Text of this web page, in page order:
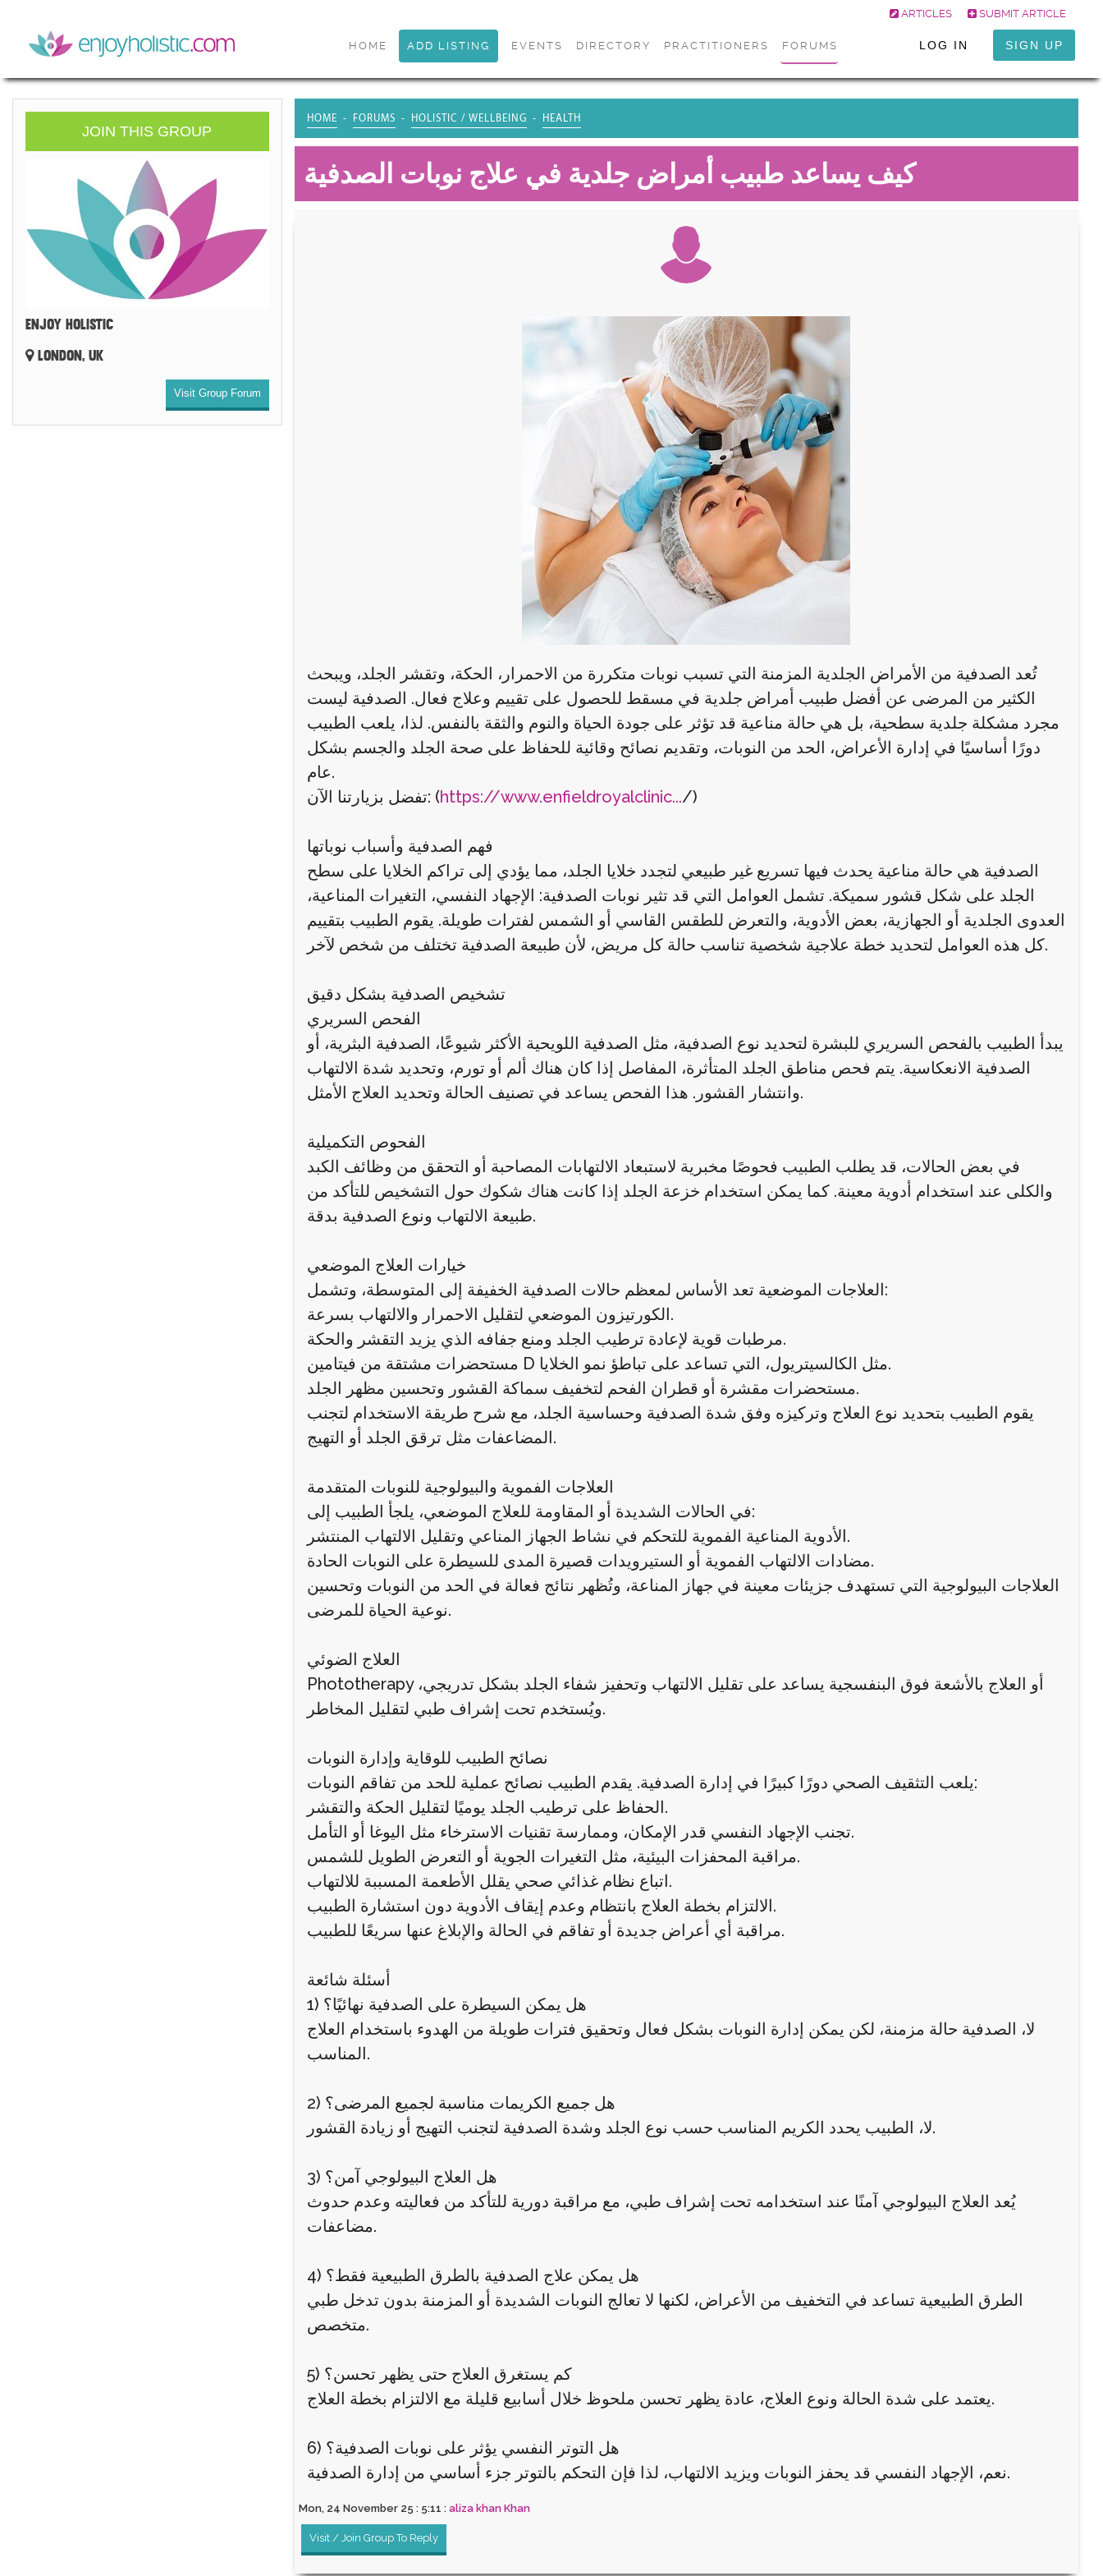
ARTICLES SUBMIT ARTICLE
HOME ADD LISTING EVENTS DIRECTORY PRACTITIONERS FORUMS LOG IN SIGN UP
JOIN THIS GROUP
ENJOY HOLISTIC
LONDON, UK
Visit Group Forum
HOME FORUMS HOLISTIC / WELLBEING HEALTH
كيف يساعد طبيب أمراض جلدية في علاج نوبات الصدفية
تُعد الصدفية من الأمراض الجلدية المزمنة التي تسبب نوبات متكررة من الاحمرار، الحكة، وتقشر الجلد، ويبحث
الكثير من المرضى عن أفضل طبيب أمراض جلدية في مسقط للحصول على تقييم وعلاج فعال. الصدفية ليست
مجرد مشكلة جلدية سطحية، بل هي حالة مناعية قد تؤثر على جودة الحياة والنوم والثقة بالنفس. لذا، يلعب الطبيب
دورًا أساسيًا في إدارة الأعراض، الحد من النوبات، وتقديم نصائح وقائية للحفاظ على صحة الجلد والجسم بشكل
عام.
تفضل بزيارتنا الآن: (https://www.enfieldroyalclinic.../)
فهم الصدفية وأسباب نوباتها
الصدفية هي حالة مناعية يحدث فيها تسريع غير طبيعي لتجدد خلايا الجلد، مما يؤدي إلى تراكم الخلايا على سطح
الجلد على شكل قشور سميكة. تشمل العوامل التي قد تثير نوبات الصدفية: الإجهاد النفسي، التغيرات المناعية،
العدوى الجلدية أو الجهازية، بعض الأدوية، والتعرض للطقس القاسي أو الشمس لفترات طويلة. يقوم الطبيب بتقييم
كل هذه العوامل لتحديد خطة علاجية شخصية تناسب حالة كل مريض، لأن طبيعة الصدفية تختلف من شخص لآخر.
تشخيص الصدفية بشكل دقيق
الفحص السريري
يبدأ الطبيب بالفحص السريري للبشرة لتحديد نوع الصدفية، مثل الصدفية اللويحية الأكثر شيوعًا، الصدفية البثرية، أو
الصدفية الانعكاسية. يتم فحص مناطق الجلد المتأثرة، المفاصل إذا كان هناك ألم أو تورم، وتحديد شدة الالتهاب
وانتشار القشور. هذا الفحص يساعد في تصنيف الحالة وتحديد العلاج الأمثل.
الفحوص التكميلية
في بعض الحالات، قد يطلب الطبيب فحوصًا مخبرية لاستبعاد الالتهابات المصاحبة أو التحقق من وظائف الكبد
والكلى عند استخدام أدوية معينة. كما يمكن استخدام خزعة الجلد إذا كانت هناك شكوك حول التشخيص للتأكد من
طبيعة الالتهاب ونوع الصدفية بدقة.
خيارات العلاج الموضعي
العلاجات الموضعية تعد الأساس لمعظم حالات الصدفية الخفيفة إلى المتوسطة، وتشمل:
الكورتيزون الموضعي لتقليل الاحمرار والالتهاب بسرعة.
مرطبات قوية لإعادة ترطيب الجلد ومنع جفافه الذي يزيد التقشر والحكة.
مستحضرات مشتقة من فيتامين D مثل الكالسيتريول، التي تساعد على تباطؤ نمو الخلايا.
مستحضرات مقشرة أو قطران الفحم لتخفيف سماكة القشور وتحسين مظهر الجلد.
يقوم الطبيب بتحديد نوع العلاج وتركيزه وفق شدة الصدفية وحساسية الجلد، مع شرح طريقة الاستخدام لتجنب
المضاعفات مثل ترقق الجلد أو التهيج.
العلاجات الفموية والبيولوجية للنوبات المتقدمة
في الحالات الشديدة أو المقاومة للعلاج الموضعي، يلجأ الطبيب إلى:
الأدوية المناعية الفموية للتحكم في نشاط الجهاز المناعي وتقليل الالتهاب المنتشر.
مضادات الالتهاب الفموية أو الستيرويدات قصيرة المدى للسيطرة على النوبات الحادة.
العلاجات البيولوجية التي تستهدف جزيئات معينة في جهاز المناعة، وتُظهر نتائج فعالة في الحد من النوبات وتحسين
نوعية الحياة للمرضى.
العلاج الضوئي
Phototherapy أو العلاج بالأشعة فوق البنفسجية يساعد على تقليل الالتهاب وتحفيز شفاء الجلد بشكل تدريجي،
ويُستخدم تحت إشراف طبي لتقليل المخاطر.
نصائح الطبيب للوقاية وإدارة النوبات
يلعب التثقيف الصحي دورًا كبيرًا في إدارة الصدفية. يقدم الطبيب نصائح عملية للحد من تفاقم النوبات:
الحفاظ على ترطيب الجلد يوميًا لتقليل الحكة والتقشر.
تجنب الإجهاد النفسي قدر الإمكان، وممارسة تقنيات الاسترخاء مثل اليوغا أو التأمل.
مراقبة المحفزات البيئية، مثل التغيرات الجوية أو التعرض الطويل للشمس.
اتباع نظام غذائي صحي يقلل الأطعمة المسببة للالتهاب.
الالتزام بخطة العلاج بانتظام وعدم إيقاف الأدوية دون استشارة الطبيب.
مراقبة أي أعراض جديدة أو تفاقم في الحالة والإبلاغ عنها سريعًا للطبيب.
أسئلة شائعة
1) هل يمكن السيطرة على الصدفية نهائيًا؟
لا، الصدفية حالة مزمنة، لكن يمكن إدارة النوبات بشكل فعال وتحقيق فترات طويلة من الهدوء باستخدام العلاج
المناسب.
2) هل جميع الكريمات مناسبة لجميع المرضى؟
لا، الطبيب يحدد الكريم المناسب حسب نوع الجلد وشدة الصدفية لتجنب التهيج أو زيادة القشور.
3) هل العلاج البيولوجي آمن؟
يُعد العلاج البيولوجي آمنًا عند استخدامه تحت إشراف طبي، مع مراقبة دورية للتأكد من فعاليته وعدم حدوث
مضاعفات.
4) هل يمكن علاج الصدفية بالطرق الطبيعية فقط؟
الطرق الطبيعية تساعد في التخفيف من الأعراض، لكنها لا تعالج النوبات الشديدة أو المزمنة بدون تدخل طبي
متخصص.
5) كم يستغرق العلاج حتى يظهر تحسن؟
يعتمد على شدة الحالة ونوع العلاج، عادة يظهر تحسن ملحوظ خلال أسابيع قليلة مع الالتزام بخطة العلاج.
6) هل التوتر النفسي يؤثر على نوبات الصدفية؟
نعم، الإجهاد النفسي قد يحفز النوبات ويزيد الالتهاب، لذا فإن التحكم بالتوتر جزء أساسي من إدارة الصدفية.
Mon, 24 November 25 : 5:11 : aliza khan Khan
Visit / Join Group To Reply